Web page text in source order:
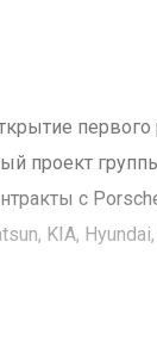
первого
проект
с
KIA,